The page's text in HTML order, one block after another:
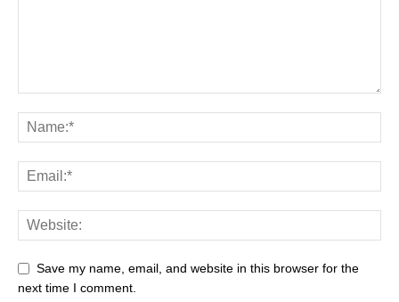
Save my name, email, and website in this browser for the
next time I comment.